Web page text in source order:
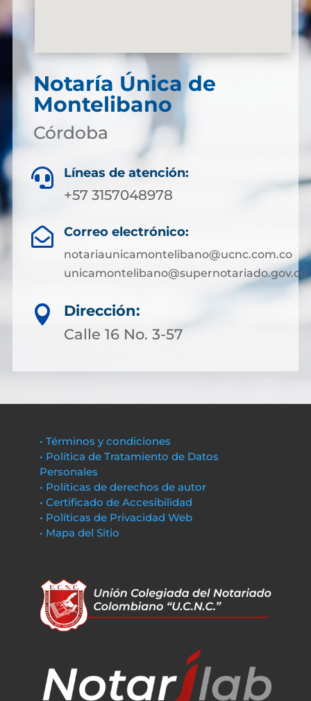
Notaría Única de
Montelibano
Córdoba
 Líneas de atención:
+57 3157048978
 Correo electrónico:
notariaunicamontelibano@ucnc.com.co
unicamontelibano@supernotariado.gov.co

Dirección:
Calle 16 No. 3-57
• Términos y condiciones
• Política de Tratamiento de Datos
Personales
• Políticas de derechos de autor
• Certificado de Accesibilidad
• Políticas de Privacidad Web
• Mapa del Sitio